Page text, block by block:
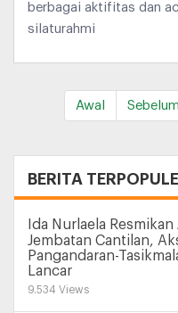
berbagai aktifitas dan
silaturahmi
Awal
BERITA
Ida Nurlaela Resmikan
Jembatan Cantilan,
Pangandaran-
Lancar
9.534 Views